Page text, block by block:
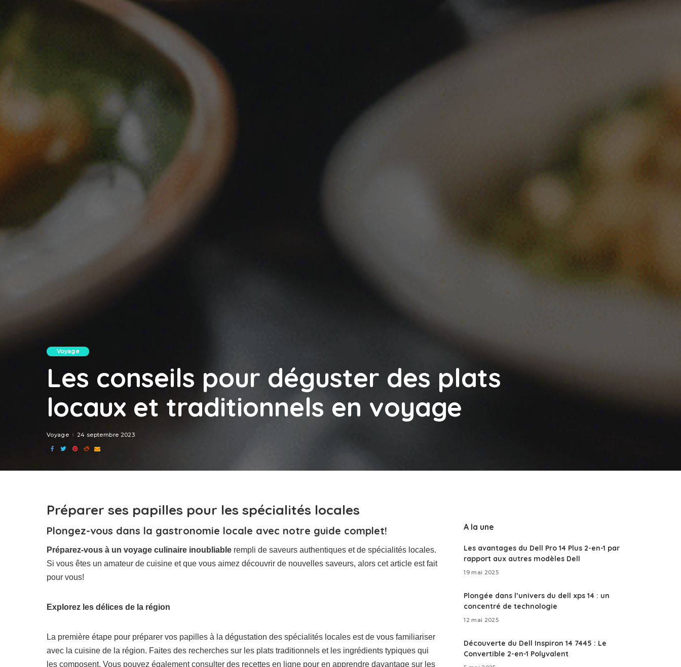
Voyage
Les conseils pour déguster des plats
locaux et traditionnels en voyage
Voyage 24 septembre 2023
Préparer ses papilles pour les spécialités locales
Plongez-vous dans la gastronomie locale avec notre guide complet!
Préparez-vous à un voyage culinaire inoubliable rempli de saveurs authentiques et de spécialités locales.
Si vous êtes un amateur de cuisine et que vous aimez découvrir de nouvelles saveurs, alors cet article est fait
pour vous!
Explorez les délices de la région
La première étape pour préparer vos papilles à la dégustation des spécialités locales est de vous familiariser
avec la cuisine de la région. Faites des recherches sur les plats traditionnels et les ingrédients typiques qui
les composent. Vous pouvez également consulter des recettes en ligne pour en apprendre davantage sur les
A la une
Les avantages du Dell Pro 14 Plus 2-en-1 par
rapport aux autres modèles Dell
19 mai 2025
Plongée dans l’univers du dell xps 14 : un
concentré de technologie
12 mai 2025
Découverte du Dell Inspiron 14 7445 : Le
Convertible 2-en-1 Polyvalent